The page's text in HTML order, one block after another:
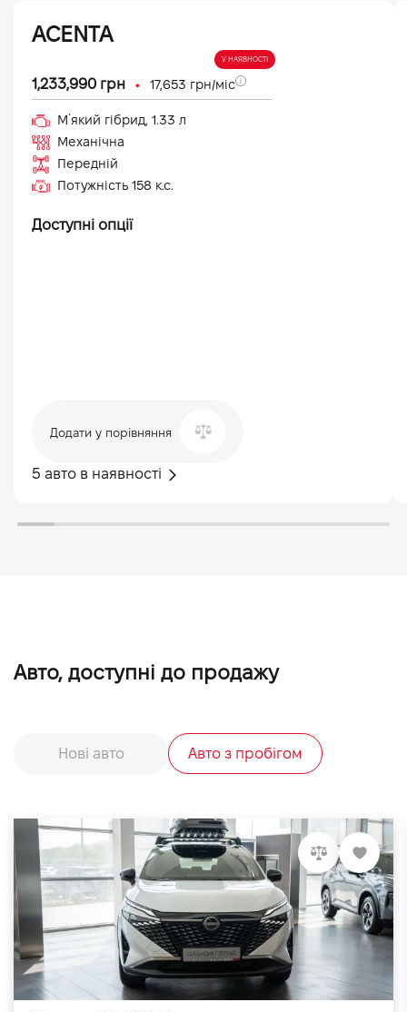
ACENTA
У НАЯВНОСТІ
1,233,990 грн • 17,653 грн/міс
М`який гібрид, 1.33 л
Механічна
Передній
Потужність 158 к.с.
Доступні опції
5 авто в наявності
Додати у порівняння
Авто, доступні до продажу
Нові авто Авто з пробігом